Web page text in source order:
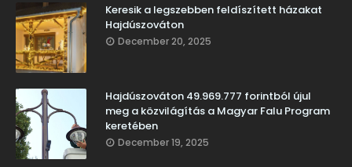
Keresik a legszebben feldíszített házakat
Hajdúszováton
December 20, 2025
Hajdúszováton 49.969.777 forintból újul
meg a közvilágítás a Magyar Falu Program
keretében
December 19, 2025